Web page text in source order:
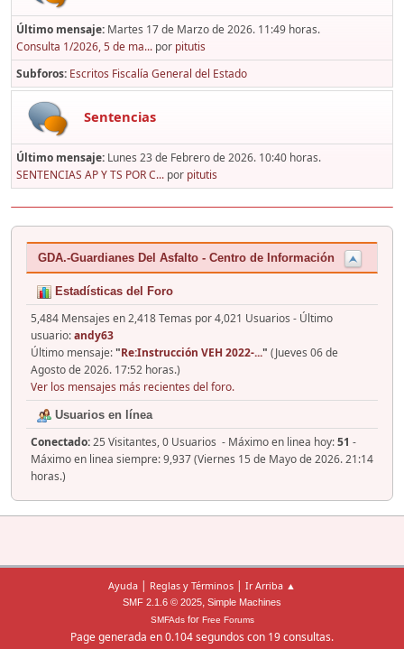
Último mensaje: Martes 17 de Marzo de 2026. 11:49 horas.
Consulta 1/2026, 5 de ma... por pitutis
Subforos Escritos Fiscalía General del Estado
Sentencias
Último mensaje: Lunes 23 de Febrero de 2026. 10:40 horas.
SENTENCIAS AP Y TS POR C... por pitutis
GDA.-Guardianes Del Asfalto - Centro de Información
Estadísticas del Foro
5,484 Mensajes en 2,418 Temas por 4,021 Usuarios - Último
usuario:andy63
Último mensaje:"Re:Instrucción VEH 2022-..." (Jueves 06 de
Agosto de 2026. 17:52 horas.)
Ver los mensajes más recientes del foro.
Usuarios en línea
Conectado:25 Visitantes, 0 Usuarios - Máximo en linea hoy:51 -
Máximo en linea siempre: 9,937 (Viernes 15 de Mayo de 2026. 21:14
horas.)
Ayuda | Reglas y Términos | Ir Arriba ▲
SMF 2.1.6 © 2025, Simple Machines
SMFAdsfor Free Forums
Page generada en 0.104 segundos con 19 consultas.